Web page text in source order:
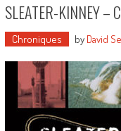
SLEATER-KINNEY –
Chroniques by David